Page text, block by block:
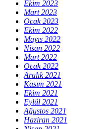
Ekim 2023
Mart 2023
Ocak 2023
Ekim 2022
Mayıs 2022
Nisan 2022
Mart 2022
Ocak 2022
Aralık 2021
Kasım 2021
Ekim 2021
Eylül 2021
Ağustos 2021
Haziran 2021